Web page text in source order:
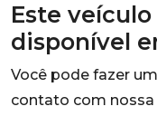
Este
disponível
Você pode fazer
contato com nossa